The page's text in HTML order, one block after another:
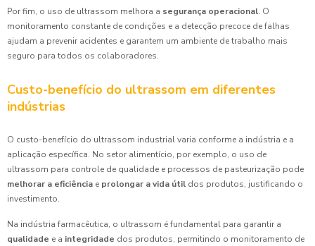
Por fim, o uso de ultrassom melhora a segurança operacional. O
monitoramento constante de condições e a detecção precoce de falhas
ajudam a prevenir acidentes e garantem um ambiente de trabalho mais
seguro para todos os colaboradores.
Custo-benefício do ultrassom em diferentes
indústrias
O custo-benefício do ultrassom industrial varia conforme a indústria e a
aplicação específica. No setor alimentício, por exemplo, o uso de
ultrassom para controle de qualidade e processos de pasteurização pode
melhorar a eficiência e prolongar a vida útil dos produtos, justificando o
investimento.
Na indústria farmacêutica, o ultrassom é fundamental para garantir a
qualidade e a integridade dos produtos, permitindo o monitoramento de